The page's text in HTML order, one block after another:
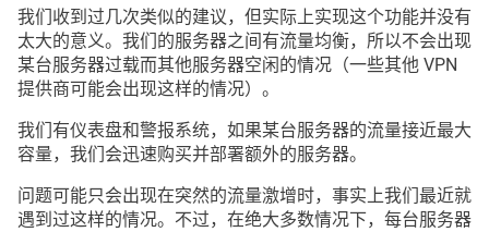
我们收到过几次类似的建议，但实际上实现这个功能并没有
太大的意义。我们的服务器之间有流量均衡，所以不会出现
某台服务器过载而其他服务器空闲的情况（一些其他 VPN
提供商可能会出现这样的情况）。
我们有仪表盘和警报系统，如果某台服务器的流量接近最大
容量，我们会迅速购买并部署额外的服务器。
问题可能只会出现在突然的流量激增时，事实上我们最近就
遇到过这样的情况。不过，在绝大多数情况下，每台服务器